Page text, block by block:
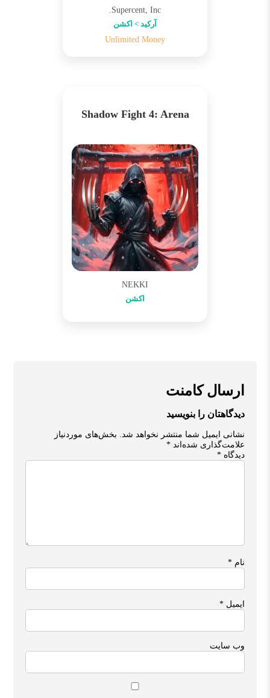
Supercent, Inc.
آرکید > اکشن
Unlimited Money
Shadow Fight 4: Arena
NEKKI
اکشن
ارسال کامنت
دیدگاهتان را بنویسید
نشانی ایمیل شما منتشر نخواهد شد. بخش‌های موردنیاز
علامت‌گذاری شده‌اند*
دیدگاه*
نام*
ایمیل*
وب‌ سایت